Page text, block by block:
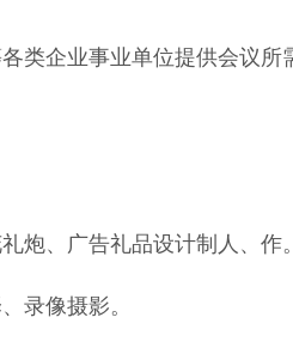
类企业事业单位提供会议所
炮、广告礼品设计制人、作。
录像摄影。